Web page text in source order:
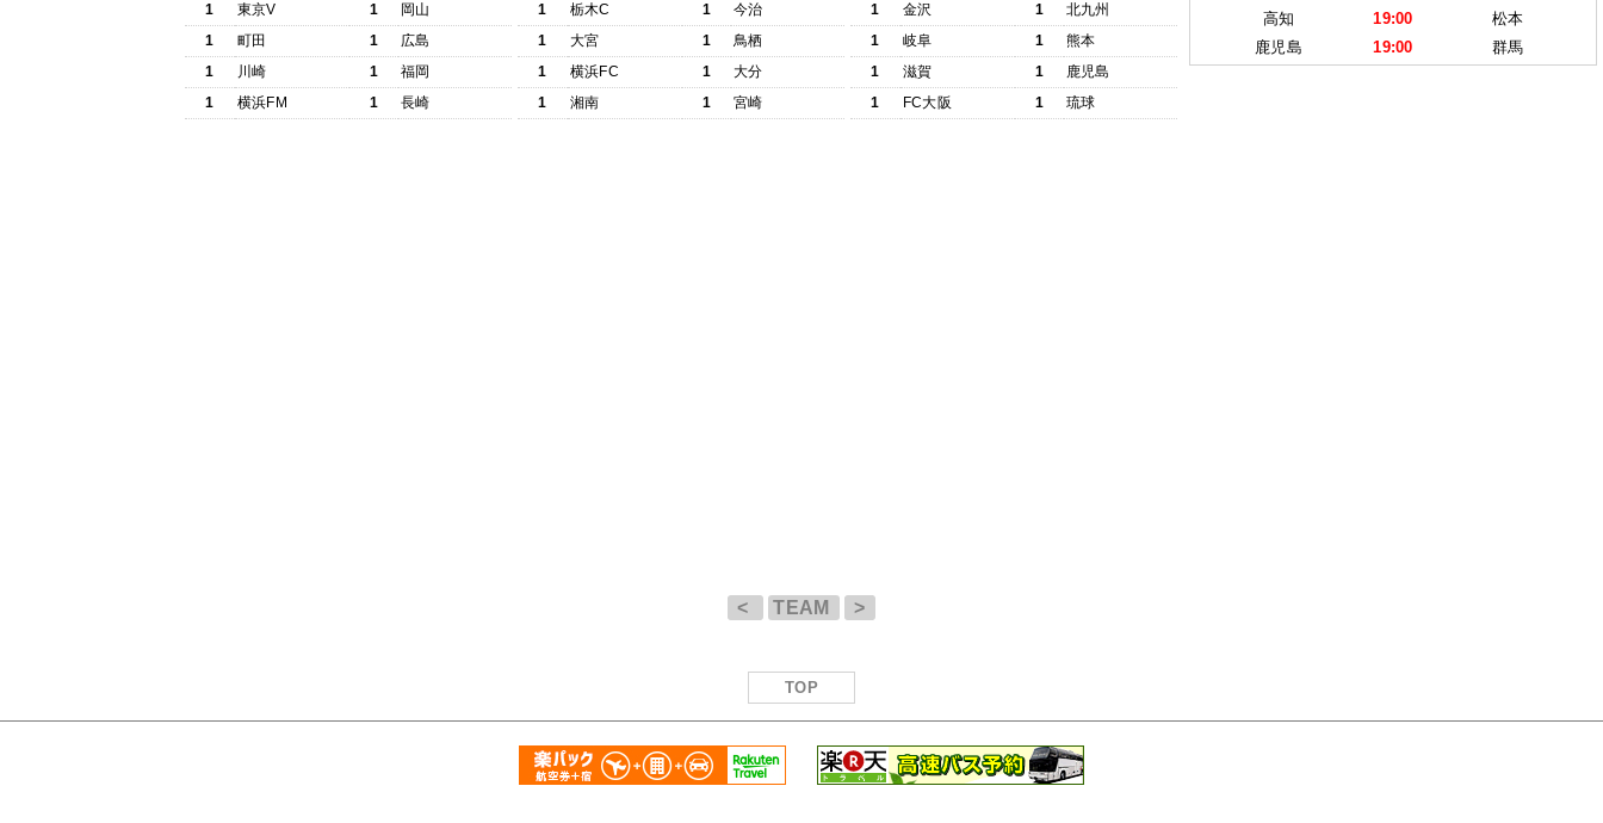
1
東京V 1
岡山
1
町田 1
広島
1
川崎 1
福岡
1
横浜FM 1 長崎
1
栃木C 1
今治
1
大宮 1
鳥栖
1
横浜FC 1
大分
1
湘南 1 宮崎
1
金沢 1
北九州
1
岐阜 1
熊本
1
滋賀 1
鹿児島
1
FC大阪 1 琉球
高知
19:00
松本
鹿児島
19:00 群馬
< TEAM >
TOP